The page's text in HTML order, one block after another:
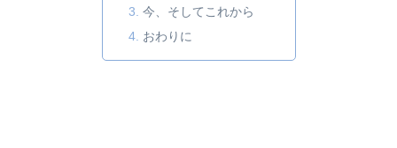
今、そしてこれから
おわりに